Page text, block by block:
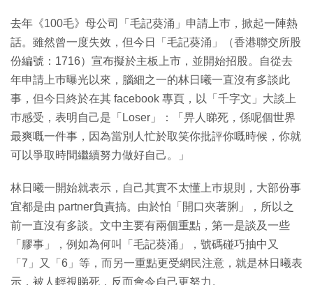
去年《100毛》母公司「毛記葵涌」申請上巿，掀起一陣熱
話。雖然曾一度失效，但今日「毛記葵涌」（香港聯交所股
份編號：1716）宣布擬於主板上市，並開始招股。自從去
年申請上巿曝光以來，腦細之一的林日曦一直沒有多談此
事，但今日終於在其 facebook 專頁，以「千字文」大談上
巿感受，表明自己是「Loser」：「畀人睇死，係呢個世界
最爽嘅一件事，因為當別人忙於取笑你批評你嘅時候，你就
可以爭取時間繼續努力做好自己。」
林日曦一開始就表示，自己其實不太懂上巿規則，大部份事
宜都是由 partner負責搞。由於怕「開口夾著脷」，所以之
前一直沒有多談。文中主要有兩個重點，第一是談及一些
「膠事」，例如為何叫「毛記葵涌」，號碼碰巧抽中又
「7」又「6」等，而另一重點更受網民注意，就是林日曦表
示，被人輕視睇死，反而會令自己更努力。